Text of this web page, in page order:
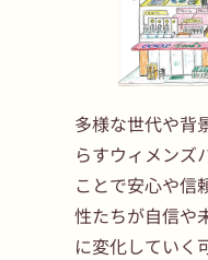
多様な世代や背
らすウィメンズ
ことで安心や信
性たちが自信や
に変化していく